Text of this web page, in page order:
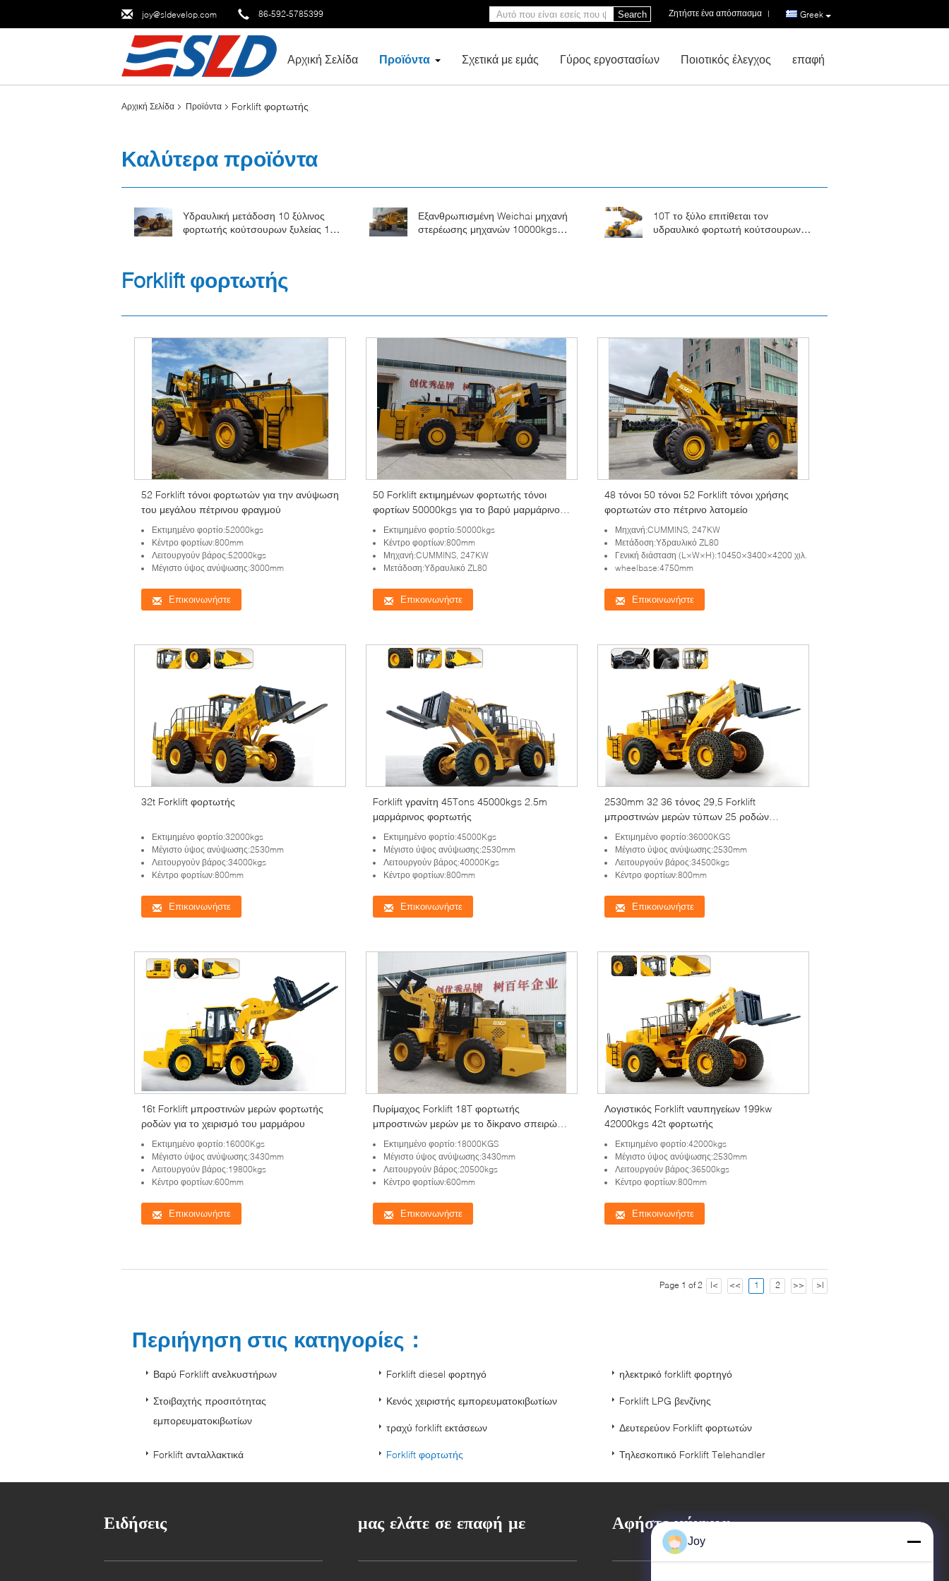
joy@sldevelop.com 86-592-5785399 Greek
Ζητήστε ένα απόσπασμα |
Search
Αρχική Σελίδα Προϊόντα Σχετικά με εμάς Γύρος εργοστασίων Ποιοτικός έλεγχος επαφή
Αρχική Σελίδα Προϊόντα Forklift φορτωτής
Καλύτερα προϊόντα
Υδραυλική μετάδοση 10 ξύλινος
φορτωτής κούτσουρων ξυλείας 12
Εξανθρωπισμένη Weichai μηχανή
στερέωσης μηχανών 10000kgs
10T το ξύλο επιτίθεται τον
υδραυλικό φορτωτή κούτσουρων
Forklift φορτωτής
52 Forklift τόνοι φορτωτών για την ανύψωση
του μεγάλου πέτρινου φραγμού
Εκτιμημένο φορτίο:52000kgs
Κέντρο φορτίων:800mm
Λειτουργούν βάρος:52000kgs
Μέγιστο ύψος ανύψωσης:3000mm
Επικοινωνήστε
50 Forklift εκτιμημένων φορτωτής τόνοι
φορτίων 50000kgs για το βαρύ μαρμάρινο
φραγμό στο λατομείο
Εκτιμημένο φορτίο:50000kgs
Κέντρο φορτίων:800mm
Μηχανή:CUMMINS, 247KW
Μετάδοση:Υδραυλικό ZL80
Επικοινωνήστε
48 τόνοι 50 τόνοι 52 Forklift τόνοι χρήσης
φορτωτών στο πέτρινο λατομείο
Μηχανή:CUMMINS, 247KW
Μετάδοση:Υδραυλικό ZL80
Γενική διάσταση (L×W×H):10450×3400×4200 χιλ.
wheelbase:4750mm
Επικοινωνήστε
32t Forklift φορτωτής
Εκτιμημένο φορτίο:32000kgs
Μέγιστο ύψος ανύψωσης:2530mm
Λειτουργούν βάρος:34000kgs
Κέντρο φορτίων:800mm
Επικοινωνήστε
Forklift γρανίτη 45Tons 45000kgs 2.5m
μαρμάρινος φορτωτής
Εκτιμημένο φορτίο:45000Kgs
Μέγιστο ύψος ανύψωσης:2530mm
Λειτουργούν βάρος:40000Kgs
Κέντρο φορτίων:800mm
Επικοινωνήστε
2530mm 32 36 τόνος 29,5 Forklift
μπροστινών μερών τύπων 25 ροδών
φορτωτής
Εκτιμημένο φορτίο:36000KGS
Μέγιστο ύψος ανύψωσης:2530mm
Λειτουργούν βάρος:34500kgs
Κέντρο φορτίων:800mm
Επικοινωνήστε
16t Forklift μπροστινών μερών φορτωτής
ροδών για το χειρισμό του μαρμάρου
Εκτιμημένο φορτίο:16000Kgs
Μέγιστο ύψος ανύψωσης:3430mm
Λειτουργούν βάρος:19800kgs
Κέντρο φορτίων:600mm
Επικοινωνήστε
Πυρίμαχος Forklift 18T φορτωτής
μπροστινών μερών με το δίκρανο σπειρών
χάλυβα
Εκτιμημένο φορτίο:18000KGS
Μέγιστο ύψος ανύψωσης:3430mm
Λειτουργούν βάρος:20500kgs
Κέντρο φορτίων:600mm
Επικοινωνήστε
Λογιστικός Forklift ναυπηγείων 199kw
42000kgs 42t φορτωτής
Εκτιμημένο φορτίο:42000kgs
Μέγιστο ύψος ανύψωσης:2530mm
Λειτουργούν βάρος:36500kgs
Κέντρο φορτίων:800mm
Επικοινωνήστε
Page 1 of 2 |< << 1 2 >> >|
Περιήγηση στις κατηγορίες：
Βαρύ Forklift ανελκυστήρων Forklift diesel φορτηγό ηλεκτρικό forklift φορτηγό
Στοιβαχτής προσιτότητας
εμπορευματοκιβωτίων
Κενός χειριστής εμπορευματοκιβωτίων Forklift LPG βενζίνης
τραχύ forklift εκτάσεων Δευτερεύον Forklift φορτωτών
Forklift ανταλλακτικά Forklift φορτωτής Τηλεσκοπικό Forklift Telehandler
Ειδήσεις μας ελάτε σε επαφή με Αφήστε μήνυμα
Joy